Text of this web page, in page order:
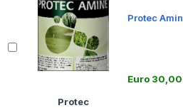
Protec
Protec
Euro 30,00